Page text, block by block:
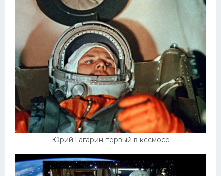
Юрий Гагарин первый в космосе
Грузовики
Шевроле
УАЗ
Кадиллак
Автокемпер
Феррари
Поезда
Мотоциклы
Додж